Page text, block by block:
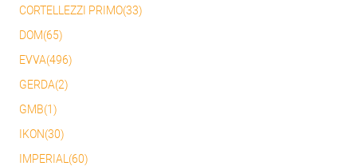
CORTELLEZZI PRIMO(33)
DOM(65)
EVVA(496)
GERDA(2)
GMB(1)
IKON(30)
IMPERIAL(60)